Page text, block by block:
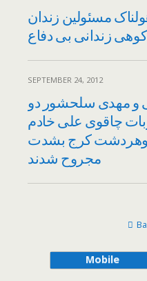
مسئولین زندان
زندانی بی دفاع
SEPTEMBER 24, 2012
مهدی سلحشور دو
چاقوی علی خادم
کرج بشدت
مجروح شدند
Mobile